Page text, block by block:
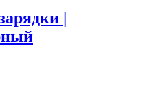
|